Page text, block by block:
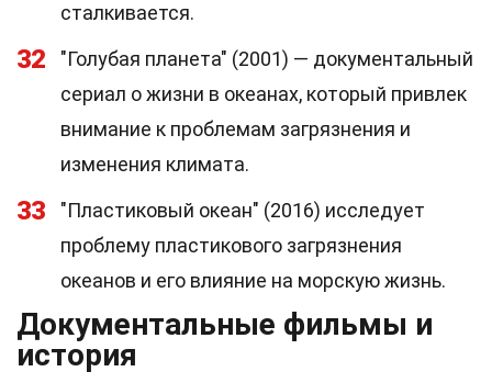
сталкивается.
32
"Голубая планета" (2001) — документальный
сериал о жизни в океанах, который привлек
внимание к проблемам загрязнения и
изменения климата.
33
"Пластиковый океан" (2016) исследует
проблему пластикового загрязнения
океанов и его влияние на морскую жизнь.
Документальные фильмы и
история